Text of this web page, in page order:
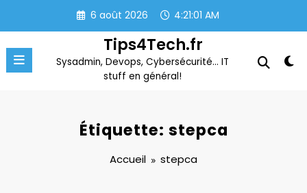
contenu
6 août 2026 4:21:01 AM
Tips4Tech.fr
Sysadmin, Devops, Cybersécurité… IT
stuff en général!
Étiquette: stepca
Accueil stepca